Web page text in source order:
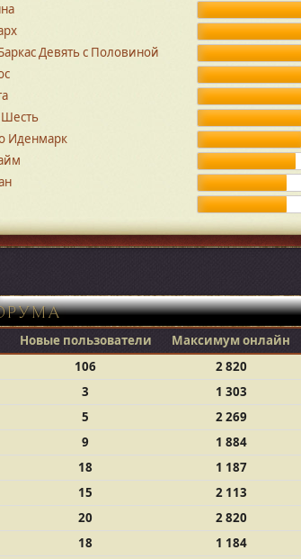
Девять с Половиной
Иденмарк
Новые пользователи Максимум онлайн
106 2 820
3 1 303
5 2 269
9 1 884
18 1 187
15 2 113
20 2 820
18 1 184